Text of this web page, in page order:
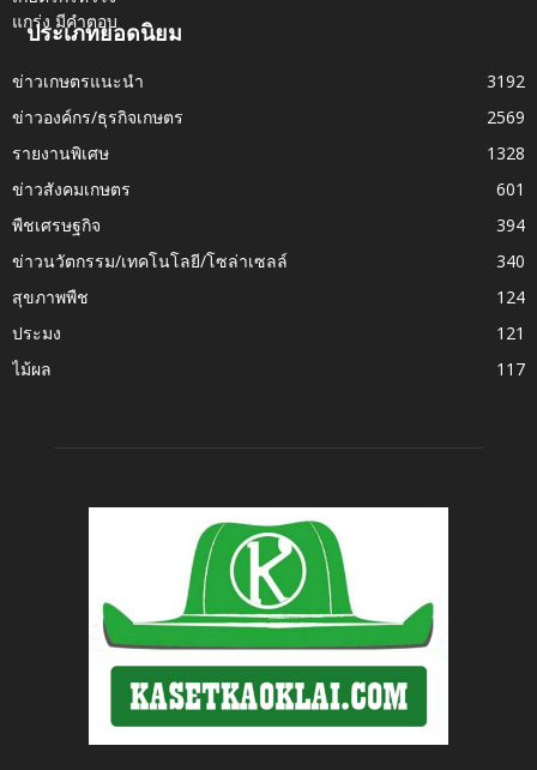
ประเภทยอดนิยม
ข่าวเกษตรแนะนำ
3192
ข่าวองค์กร/ธุรกิจเกษตร
2569
รายงานพิเศษ
1328
ข่าวสังคมเกษตร
601
พืชเศรษฐกิจ
394
ข่าวนวัตกรรม/เทคโนโลยี/โซล่าเซลล์
340
สุขภาพพืช
124
ประมง
121
ไม้ผล
117